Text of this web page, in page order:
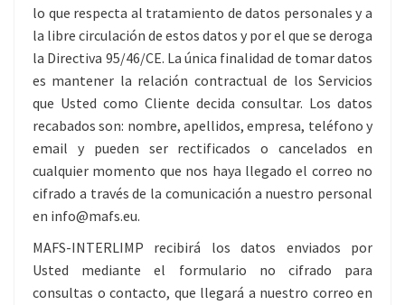
lo que respecta al tratamiento de datos personales y a
la libre circulación de estos datos y por el que se deroga
la Directiva 95/46/CE. La única finalidad de tomar datos
es mantener la relación contractual de los Servicios
que Usted como Cliente decida consultar. Los datos
recabados son: nombre, apellidos, empresa, teléfono y
email y pueden ser rectificados o cancelados en
cualquier momento que nos haya llegado el correo no
cifrado a través de la comunicación a nuestro personal
en info@mafs.eu.
MAFS-INTERLIMP recibirá los datos enviados por
Usted mediante el formulario no cifrado para
consultas o contacto, que llegará a nuestro correo en